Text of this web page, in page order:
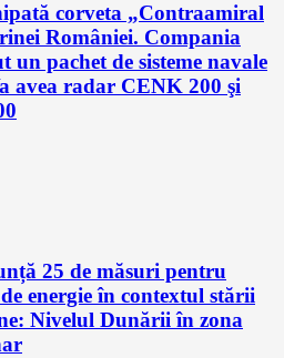
corveta „Contraamiral
României. Compania
un pachet de sisteme navale
avea radar CENK 200 şi
25 de măsuri pentru
energie în contextul stării
Nivelul Dunării în zona